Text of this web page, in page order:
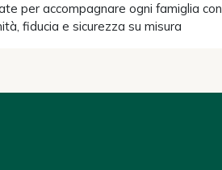
per accompagnare ogni famiglia con
fiducia e sicurezza su misura